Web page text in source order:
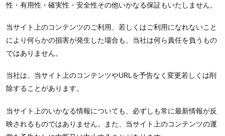
性・有用性・確実性・安全性その他いかなる保証もいたしません。
当サイト上のコンテンツのご利用、若しくはご利用になれないこと
により何らかの損害が発生した場合も、当社は何ら責任を負うもの
ではありません。
当社は、当サイト上のコンテンツやURLを予告なく変更若しくは削
除することがあります。
当サイト上のいかなる情報についても、必ずしも常に最新情報が反
映されるものではありません。また、当サイト上のコンテンツの運